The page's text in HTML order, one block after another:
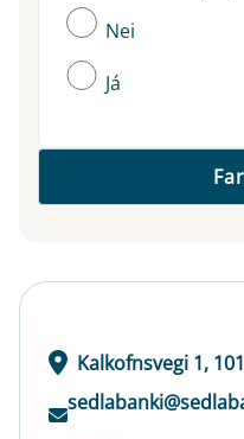
Nei
Já
Kalkofnsvegi 1,